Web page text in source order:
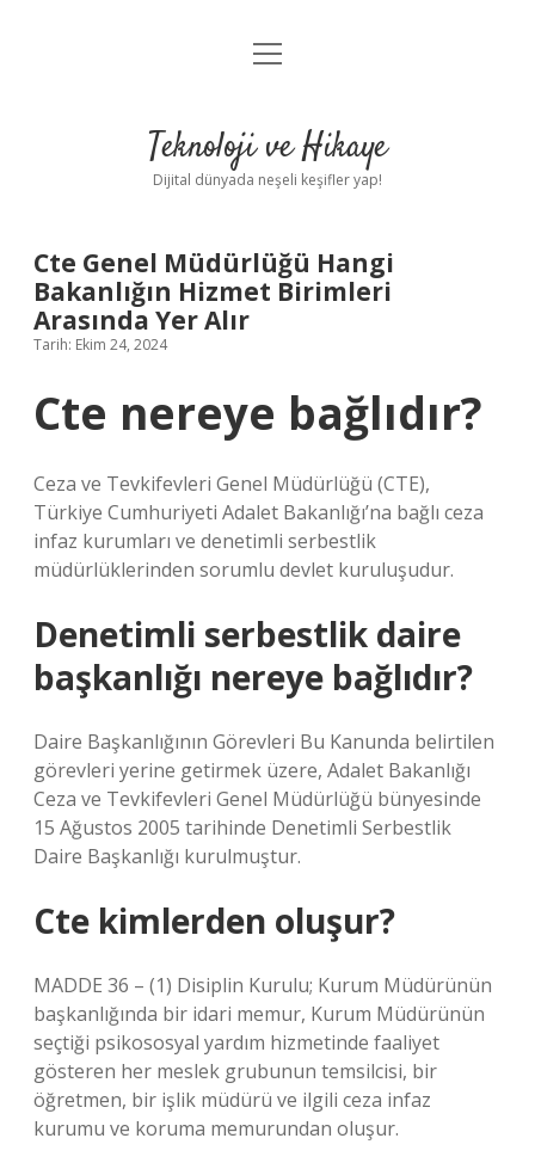
Anasayfa
Yasal Uyarı
menüyü
Teknoloji ve Hikaye
Dijital dünyada neşeli keşifler yap!
Cte Genel Müdürlüğü Hangi
Bakanlığın Hizmet Birimleri
Arasında Yer Alır
Tarih: Ekim 24, 2024
Cte nereye bağlıdır?
Ceza ve Tevkifevleri Genel Müdürlüğü (CTE),
Türkiye Cumhuriyeti Adalet Bakanlığı’na bağlı ceza
infaz kurumları ve denetimli serbestlik
müdürlüklerinden sorumlu devlet kuruluşudur.
Denetimli serbestlik daire
başkanlığı nereye bağlıdır?
Daire Başkanlığının Görevleri Bu Kanunda belirtilen
görevleri yerine getirmek üzere, Adalet Bakanlığı
Ceza ve Tevkifevleri Genel Müdürlüğü bünyesinde
15 Ağustos 2005 tarihinde Denetimli Serbestlik
Daire Başkanlığı kurulmuştur.
Cte kimlerden oluşur?
MADDE 36 – (1) Disiplin Kurulu; Kurum Müdürünün
başkanlığında bir idari memur, Kurum Müdürünün
seçtiği psikososyal yardım hizmetinde faaliyet
gösteren her meslek grubunun temsilcisi, bir
öğretmen, bir işlik müdürü ve ilgili ceza infaz
kurumu ve koruma memurundan oluşur.